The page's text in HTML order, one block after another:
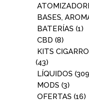
BASES,
BATERÍAS (1)
CBD (8)
KITS
(43)
LÍQUIDOS
MODS (3)
OFERTAS (16)